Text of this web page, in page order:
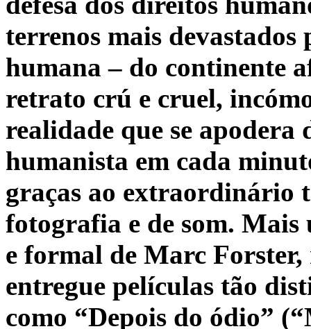
terrenos mais devastados
humana – do continente
retrato crú e cruel,
realidade que se apodera
humanista em cada
graças ao extraordinário
fotografia e de som.
e formal de Marc
entregue películas tão
como “Depois do ódio”